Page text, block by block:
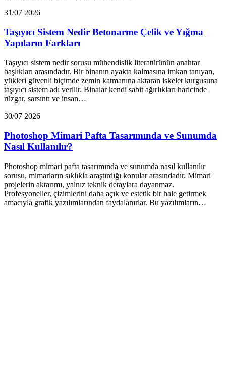
31/07 2026
Taşıyıcı Sistem Nedir Betonarme Çelik ve Yığma
Yapıların Farkları
Taşıyıcı sistem nedir sorusu mühendislik literatürünün anahtar
başlıkları arasındadır. Bir binanın ayakta kalmasına imkan tanıyan,
yükleri güvenli biçimde zemin katmanına aktaran iskelet kurgusuna
taşıyıcı sistem adı verilir. Binalar kendi sabit ağırlıkları haricinde
rüzgar, sarsıntı ve insan…
30/07 2026
Photoshop Mimari Pafta Tasarımında ve Sunumda
Nasıl Kullanılır?
Photoshop mimari pafta tasarımında ve sunumda nasıl kullanılır
sorusu, mimarların sıklıkla araştırdığı konular arasındadır. Mimari
projelerin aktarımı, yalnız teknik detaylara dayanmaz.
Profesyoneller, çizimlerini daha açık ve estetik bir hale getirmek
amacıyla grafik yazılımlarından faydalanırlar. Bu yazılımların…